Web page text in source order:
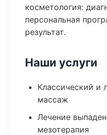
косметология:
персональная
результат.
Наши услуги
Классический и
массаж
Лечение
мезотерапия